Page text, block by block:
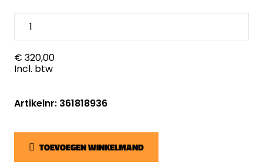
€ 320,00
Incl. btw
Artikelnr: 361818936
TOEVOEGEN WINKELMAND